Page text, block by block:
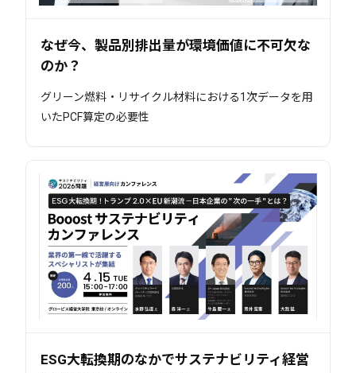
なぜ今、製品別排出量が環境価値に不可欠な
のか？
グリーン燃料・リサイクル材料における1次データを用
いたPCF算定の必要性
ESG大転換期のなかでサステナビリティ経営